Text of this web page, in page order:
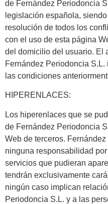
de Fernández Periodoncia
legislación española,
resolución de todos los
con el uso de esta página
del domicilio del usuario. El
Fernández Periodoncia
las condiciones
HIPERENLACES:
Los hiperenlaces que se
de Fernández Periodoncia
Web de terceros.
ninguna responsabilidad
servicios que pudieran
tendrán exclusivamente
ningún caso implican
Periodoncia S.L. y a las